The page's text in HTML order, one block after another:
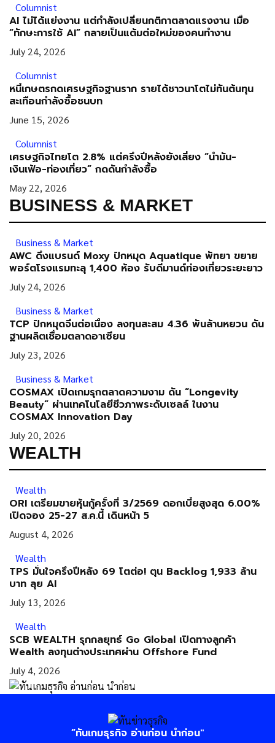
Columnist
AI ไม่ได้แย่งงาน แต่กำลังเปลี่ยนกติกาตลาดแรงงาน เมื่อ
“ทักษะการใช้ AI” กลายเป็นแต้มต่อใหม่ของคนทำงาน
July 24, 2026
Columnist
หนี้เกษตรกดเศรษฐกิจฐานราก รายได้ชาวนาโตไม่ทันต้นทุน
สะเทือนกำลังซื้อชนบท
June 15, 2026
Columnist
เศรษฐกิจไทยโต 2.8% แต่ครึ่งปีหลังยังเสี่ยง “น้ำมัน-
เงินเฟ้อ-ท่องเที่ยว” กดดันกำลังซื้อ
May 22, 2026
BUSINESS & MARKET
Business & Market
AWC ดึงแบรนด์ Moxy ปักหมุด Aquatique พัทยา ขยาย
พอร์ตโรงแรมทะลุ 1,400 ห้อง รับดีมานด์ท่องเที่ยวระยะยาว
July 24, 2026
Business & Market
TCP ปักหมุดจีนต่อเนื่อง ลงทุนสะสม 4.36 พันล้านหยวน ดัน
ฐานผลิตเชื่อมตลาดอาเซียน
July 23, 2026
Business & Market
COSMAX เปิดเกมรุกตลาดความงาม ดัน “Longevity
Beauty” ผ่านเทคโนโลยีชีวภาพระดับเซลล์ ในงาน
COSMAX Innovation Day
July 20, 2026
WEALTH
Wealth
ORI เตรียมขายหุ้นกู้ครั้งที่ 3/2569 ดอกเบี้ยสูงสุด 6.00%
เปิดจอง 25-27 ส.ค.นี้ เดินหน้า 5
August 4, 2026
Wealth
TPS มั่นใจครึ่งปีหลัง 69 โตต่อ! ตุน Backlog 1,933 ล้าน
บาท ลุย AI
July 13, 2026
Wealth
SCB WEALTH รุกกลยุทธ์ Go Global เปิดทางลูกค้า
Wealth ลงทุนต่างประเทศผ่าน Offshore Fund
July 4, 2026
“ทันเกมธุรกิจ อ่านก่อน นำก่อน"